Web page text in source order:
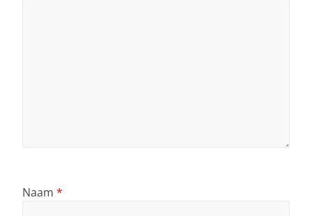
Naam *